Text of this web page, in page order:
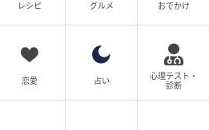
毎月少額ずつ返済が始まり、
、もう同じことはしない」と
しなかった。ただ、事実を5枚
レシピ グルメ おでかけ
恋愛 占い
心理テスト・
診断